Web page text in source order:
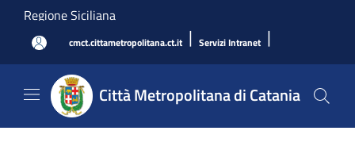
Salta al contenuto principale
Regione Siciliana
cmct.cittametropolitana.ct.it | Servizi Intranet |
Città Metropolitana di Catania